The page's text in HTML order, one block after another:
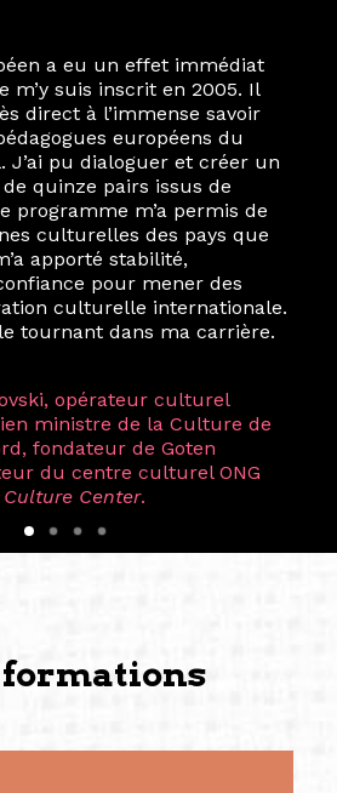
a eu un effet immédiat
m’y suis inscrit en 2005. Il
direct à l’immense savoir
européens du
pu dialoguer et créer un
quinze pairs issus de
programme m’a permis de
culturelles des pays que
apporté stabilité,
pour mener des
culturelle internationale.
tournant dans ma carrière.
opérateur culturel
ministre de la Culture de
fondateur de Goten
du centre culturel ONG
Center.
formations